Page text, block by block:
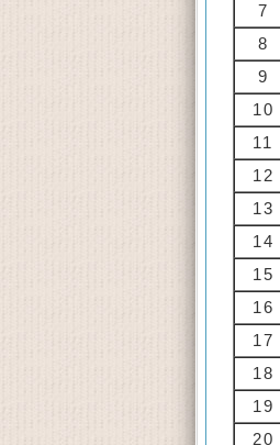
7
8
9
10
11
12
13
14
15
16
17
18
19
20